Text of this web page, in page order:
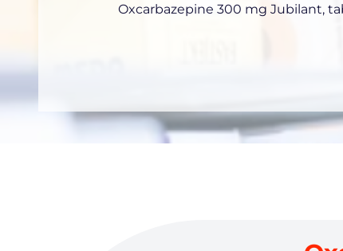
Oxcarbazepine 300 mg Jubilant,